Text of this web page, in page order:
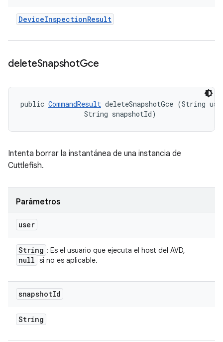
DeviceInspectionResult
deleteSnapshotGce
public CommandResult deleteSnapshotGce (String
                String snapshotId)
Intenta borrar la instantánea de una instancia de
Cuttlefish.
Parámetros
user
String : Es el usuario que ejecuta el host del AVD,
null si no es aplicable.
snapshotId
String